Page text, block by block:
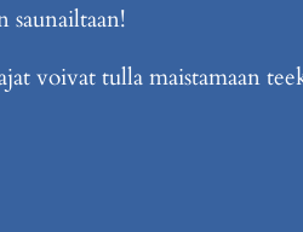
saunailtaan!
voivat tulla maistamaan